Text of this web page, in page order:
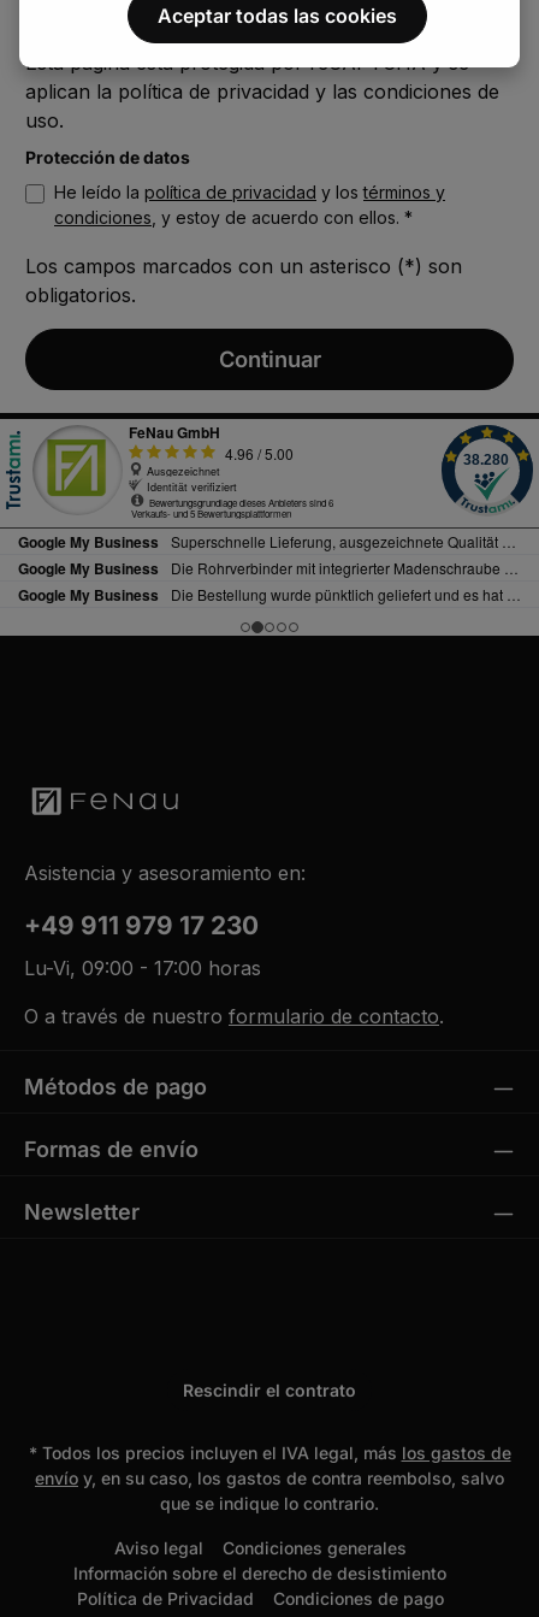
Esta página está protegida por reCAPTCHA y se
aplican la política de privacidad y las condiciones de
uso.
Protección de datos
He leído la política de privacidad y lostérminos y
condiciones
, y estoy de acuerdo con ellos. *
Los campos marcados con un asterisco (*) son
obligatorios.
Continuar
Asistencia y asesoramiento en:
+49 911 979 17 230
Lu-Vi, 09:00 - 17:00 horas
O a través de nuestro formulario de contacto.
Métodos de pago
Formas de envío
Newsletter
Rescindir el contrato
* Todos los precios incluyen el IVA legal, más los gastos de
envío y, en su caso, los gastos de contra reembolso, salvo
que se indique lo contrario.
Aviso legal
Condiciones generales
Información sobre el derecho de desistimiento
Política de Privacidad
Condiciones de pago
Aceptar todas las cookies